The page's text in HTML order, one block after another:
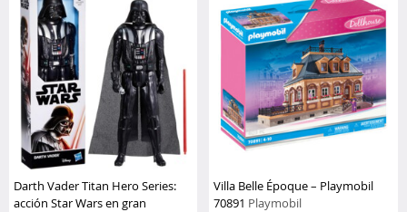
Darth Vader Titan Hero Series:
acción Star Wars en gran
Villa Belle Époque – Playmobil
70891 Playmobil